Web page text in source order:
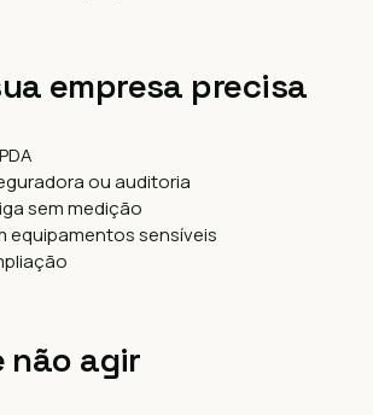
empresa precisa
ou auditoria
sem medição
equipamentos sensíveis
não agir